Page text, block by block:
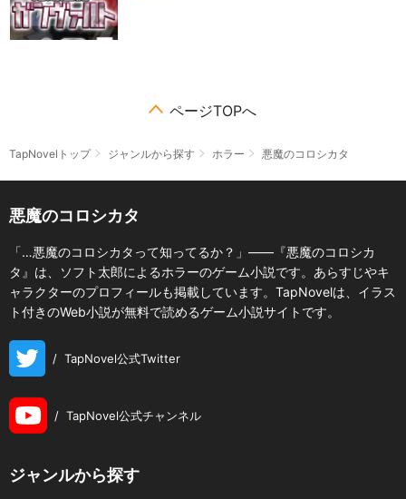
ページTOPへ
TapNovelトップ ジャンルから探す ホラー 悪魔のコロシカタ
悪魔のコロシカタ
「…悪魔のコロシカタって知ってるか？」――『悪魔のコロシカ
タ』は、ソフト太郎によるホラーのゲーム小説です。あらすじやキ
ャラクターのプロフィールも掲載しています。TapNovelは、イラス
ト付きのWeb小説が無料で読めるゲーム小説サイトです。
/ TapNovel公式Twitter
/ TapNovel公式チャンネル
ジャンルから探す